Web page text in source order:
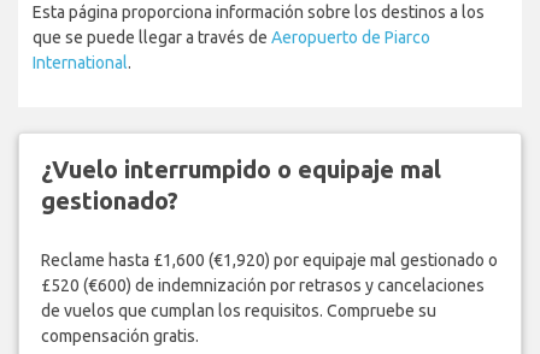
Esta página proporciona información sobre los destinos a los
que se puede llegar a través de Aeropuerto de Piarco
International.
¿Vuelo interrumpido o equipaje mal
gestionado?
Reclame hasta £1,600 (€1,920) por equipaje mal gestionado o
£520 (€600) de indemnización por retrasos y cancelaciones
de vuelos que cumplan los requisitos. Compruebe su
compensación gratis.